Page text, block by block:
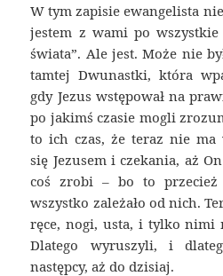
W tym zapisie ewangelista
jestem z wami po
świata”. Ale jest. Może nie
tamtej Dwunastki, która
gdy Jezus wstępował na
po jakimś czasie mogli
to ich czas, że teraz nie ma
się Jezusem i czekania, aż
coś zrobi – bo to przecież
wszystko zależało od nich.
ręce, nogi, usta, i tylko nimi
Dlatego wyruszyli, i
następcy, aż do dzisiaj.